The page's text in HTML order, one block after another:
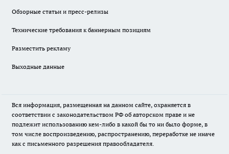
Обзорные статьи и пресс-релизы
Технические требования к баннерным позициям
Разместить рекламу
Выходные данные
Вся информация, размещенная на данном сайте, охраняется в
соответствии с законодательством РФ об авторском праве и не
подлежит использованию кем-либо в какой бы то ни было форме, в
том числе воспроизведению, распространению, переработке не иначе
как с письменного разрешения правообладателя.